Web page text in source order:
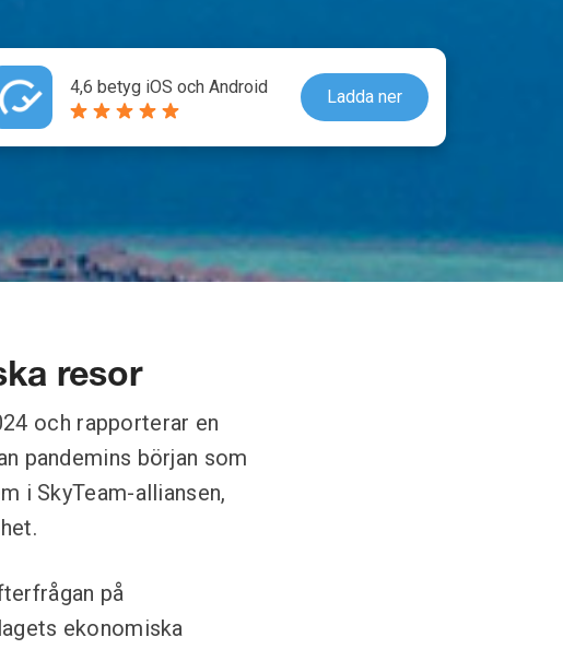
4,6 betyg iOS och Android Ladda ner
resor
och rapporterar en
pandemins början som
i SkyTeam-alliansen,
på
ekonomiska